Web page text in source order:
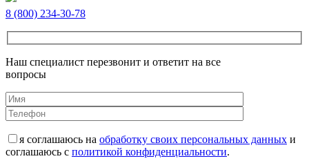
8 (800) 234-30-78
Наш специалист перезвонит и ответит на все
вопросы
я соглашаюсь на обработку своих персональных данных и
соглашаюсь с политикой конфиденциальности.